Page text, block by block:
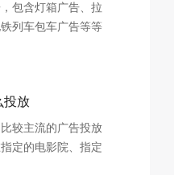
包含灯箱广告、拉
列车包车广告等等
投放
较主流的广告投放
定的电影院、指定